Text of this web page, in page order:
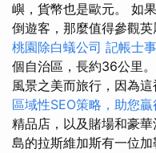
嶼，貨幣也是歐元。 如
倒遊客，那麼值得參觀英
桃園除白蟻公司 記帳士
個自治區，長約36公里。
風景之美而旅行，因為這
區域性SEO策略，助您
精品店，以及賭場和豪
島的拉斯維加斯有一位加